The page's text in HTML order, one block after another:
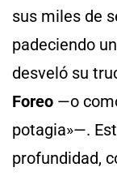
sus miles de
padeciendo
desveló su
Foreo —o
potagia»—.
profundidad,